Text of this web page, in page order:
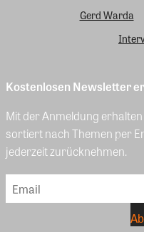
Gerd Warda
Kostenlosen Newsletter
Mit der Anmeldung
sortiert nach Themen per
jederzeit zurücknehmen.